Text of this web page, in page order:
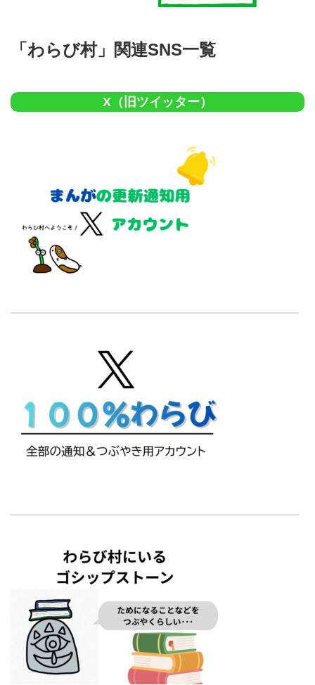
「わらび村」関連SNS一覧
X（旧ツイッター）